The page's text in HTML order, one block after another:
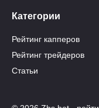
Категории
Рейтинг капперов
Рейтинг трейдеров
Статьи